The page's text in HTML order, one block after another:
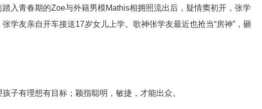
入青春期的Zoe与外籍男模Mathis相拥照流出后，疑情窦初开，张学
学友亲自开车接送17岁女儿上学。歌神张学友最近也抢当“房神”，砸
子有理想有目标；颖指聪明，敏捷，才能出众。